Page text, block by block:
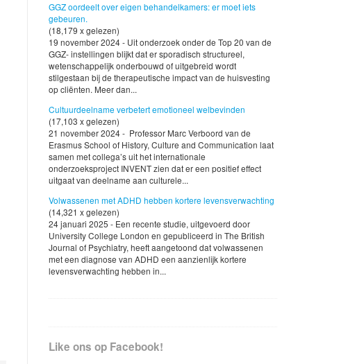
GGZ oordeelt over eigen behandelkamers: er moet iets
gebeuren.
(18,179 x gelezen)
19 november 2024 - Uit onderzoek onder de Top 20 van de
GGZ- instellingen blijkt dat er sporadisch structureel,
wetenschappelijk onderbouwd of uitgebreid wordt
stilgestaan bij de therapeutische impact van de huisvesting
op cliënten. Meer dan...
Cultuurdeelname verbetert emotioneel welbevinden
(17,103 x gelezen)
21 november 2024 - Professor Marc Verboord van de
Erasmus School of History, Culture and Communication laat
samen met collega’s uit het internationale
onderzoeksproject INVENT zien dat er een positief effect
uitgaat van deelname aan culturele...
Volwassenen met ADHD hebben kortere levensverwachting
(14,321 x gelezen)
24 januari 2025 - Een recente studie, uitgevoerd door
University College London en gepubliceerd in The British
Journal of Psychiatry, heeft aangetoond dat volwassenen
met een diagnose van ADHD een aanzienlijk kortere
levensverwachting hebben in...
Like ons op Facebook!